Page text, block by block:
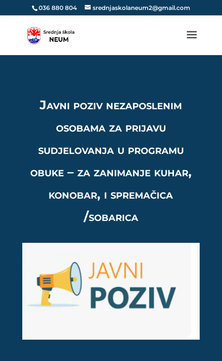
036 880 804 srednjaskolaneum2@gmail.com
Javni poziv nezaposlenim
osobama za prijavu
sudjelovanja u programu
obuke – za zanimanje kuhar,
konobar, i spremačica
/sobarica